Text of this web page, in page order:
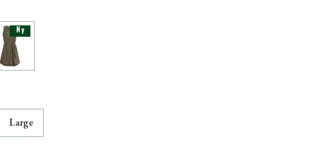
Ny
Large